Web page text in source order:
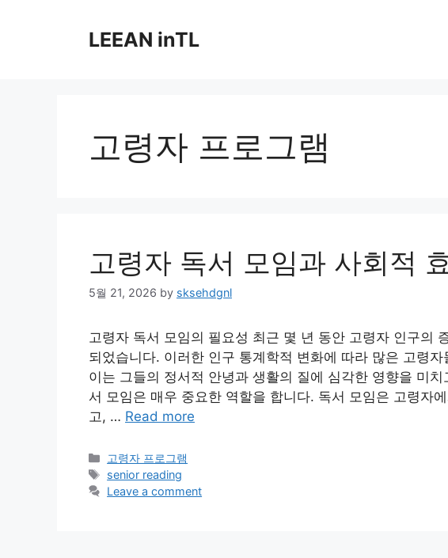
LEEAN inTL
고령자 프로그램
고령자 독서 모임과 사회적
5월 21, 2026 by sksehdgnl
고령자 독서 모임의 필요성 최근 몇 년 동안 고령자 인구의
되었습니다. 이러한 인구 통계학적 변화에 따라 많은 고령
이는 그들의 정서적 안녕과 생활의 질에 심각한 영향을 미
서 모임은 매우 중요한 역할을 합니다. 독서 모임은 고령자
고, … Read more
Categories
고령자 프로그램
Tags
senior reading
Leave a comment